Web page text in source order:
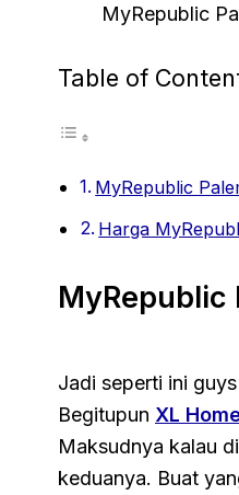
MyRepublic
Table of
MyRepublic
Harga
MyRepublic
Jadi seperti ini guys
Begitupun XL
Maksudnya kalau
keduanya. Buat